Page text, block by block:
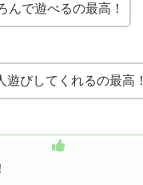
んで遊べるの最高！
遊びしてくれるの最高！